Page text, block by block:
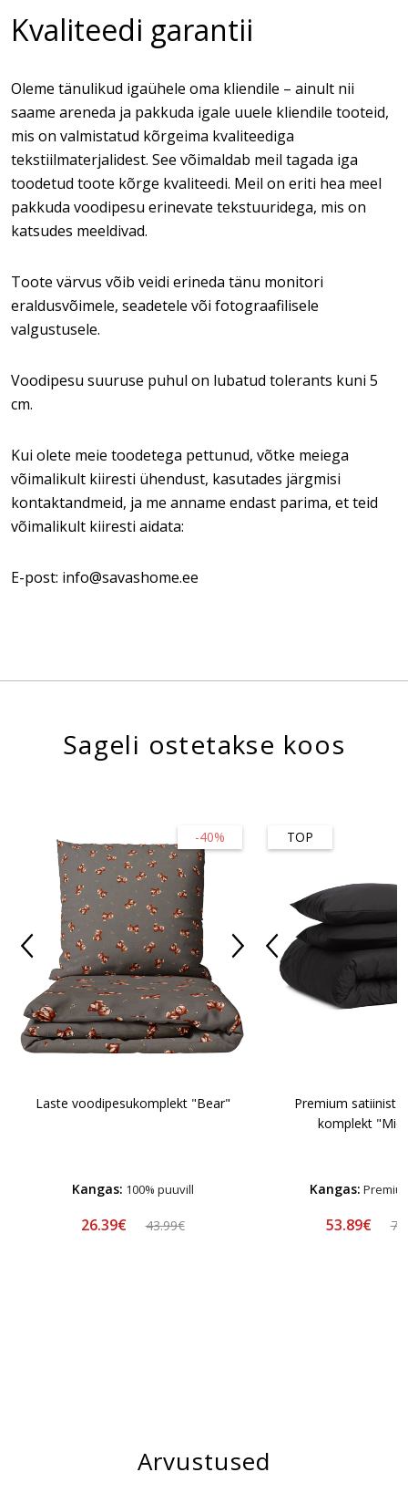
Kvaliteedi garantii
Oleme tänulikud igaühele oma kliendile – ainult nii
saame areneda ja pakkuda igale uuele kliendile tooteid,
mis on valmistatud kõrgeima kvaliteediga
tekstiilmaterjalidest. See võimaldab meil tagada iga
toodetud toote kõrge kvaliteedi. Meil on eriti hea meel
pakkuda voodipesu erinevate tekstuuridega, mis on
katsudes meeldivad.
Toote värvus võib veidi erineda tänu monitori
eraldusvõimele, seadetele või fotograafilisele
valgustusele.
Voodipesu suuruse puhul on lubatud tolerants kuni 5
cm.
Kui olete meie toodetega pettunud, võtke meiega
võimalikult kiiresti ühendust, kasutades järgmisi
kontaktandmeid, ja me anname endast parima, et teid
võimalikult kiiresti aidata:
E-post: info@savashome.ee
Sageli ostetakse koos
-40%
Laste voodipesukomplekt "Bear"
Kangas: 100% puuvill
26.39€ 43.99€
TOP
Premium satiinist
komplekt
Kangas:
53.89€
Arvustused